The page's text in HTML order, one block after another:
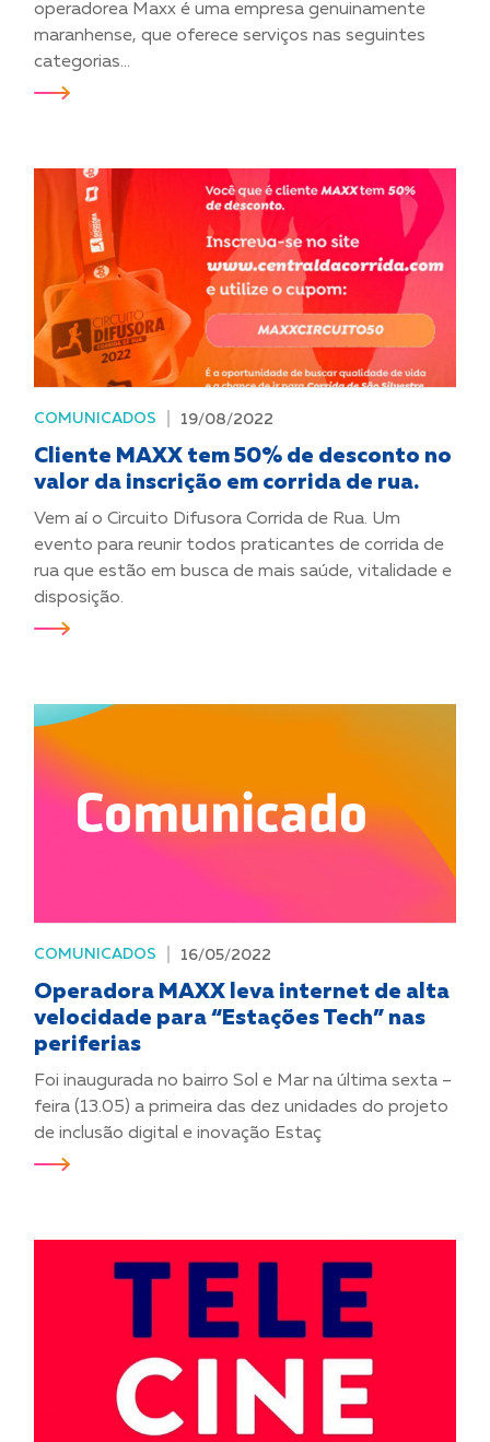
operadorea Maxx é uma empresa genuinamente
maranhense, que oferece serviços nas seguintes
categorias...
COMUNICADOS 19/08/2022
Cliente MAXX tem 50% de desconto no
valor da inscrição em corrida de rua.
Vem aí o Circuito Difusora Corrida de Rua. Um
evento para reunir todos praticantes de corrida de
rua que estão em busca de mais saúde, vitalidade e
disposição.
COMUNICADOS 16/05/2022
Operadora MAXX leva internet de alta
velocidade para “Estações Tech” nas
periferias
Foi inaugurada no bairro Sol e Mar na última sexta –
feira (13.05) a primeira das dez unidades do projeto
de inclusão digital e inovação Estaç